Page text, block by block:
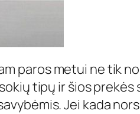
paros metui ne tik
tipų ir šios prekės
Jei kada